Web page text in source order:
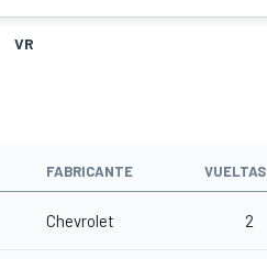
VR
FABRICANTE VUELTAS
Chevrolet 2